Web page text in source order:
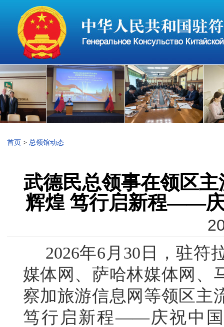
首页 > 总领馆动态
武德民总领事在领区
辉煌 笃行启新程——庆
2026年6月30日，驻符
媒体网、萨哈林媒体网、
察加旅游信息网等领区主
笃行启新程——庆祝中国